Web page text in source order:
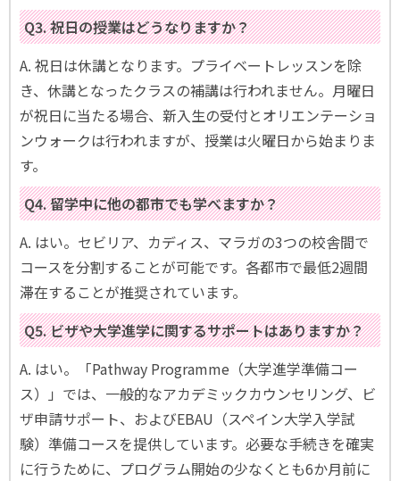
Q3. 祝日の授業はどうなりますか？
A. 祝日は休講となります。プライベートレッスンを除
き、休講となったクラスの補講は行われません。月曜日
が祝日に当たる場合、新入生の受付とオリエンテーショ
ンウォークは行われますが、授業は火曜日から始まりま
す。
Q4. 留学中に他の都市でも学べますか？
A. はい。セビリア、カディス、マラガの3つの校舎間で
コースを分割することが可能です。各都市で最低2週間
滞在することが推奨されています。
Q5. ビザや大学進学に関するサポートはありますか？
A. はい。「Pathway Programme（大学進学準備コー
ス）」では、一般的なアカデミックカウンセリング、ビ
ザ申請サポート、およびEBAU（スペイン大学入学試
験）準備コースを提供しています。必要な手続きを確実
に行うために、プログラム開始の少なくとも6か月前に